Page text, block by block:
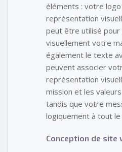
éléments : votre
représentation
peut être utilisé
visuellement votre
également le texte
peuvent associer
représentation
mission et les
tandis que votre
logiquement à tout
Conception de site